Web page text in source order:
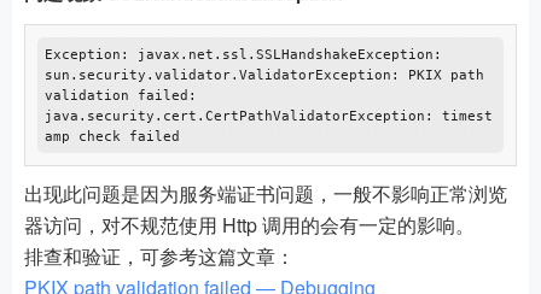
Exception: javax.net.ssl.SSLHandshakeException:
sun.security.validator.ValidatorException: PKIX path
validation failed:
java.security.cert.CertPathValidatorException: timest
出现此问题是因为服务端证书问题，一般不影响正常浏览
器访问，对不规范使用 Http 调用的会有一定的影响。
排查和验证，可参考这篇文章：
PKIX path validation failed — Debugging